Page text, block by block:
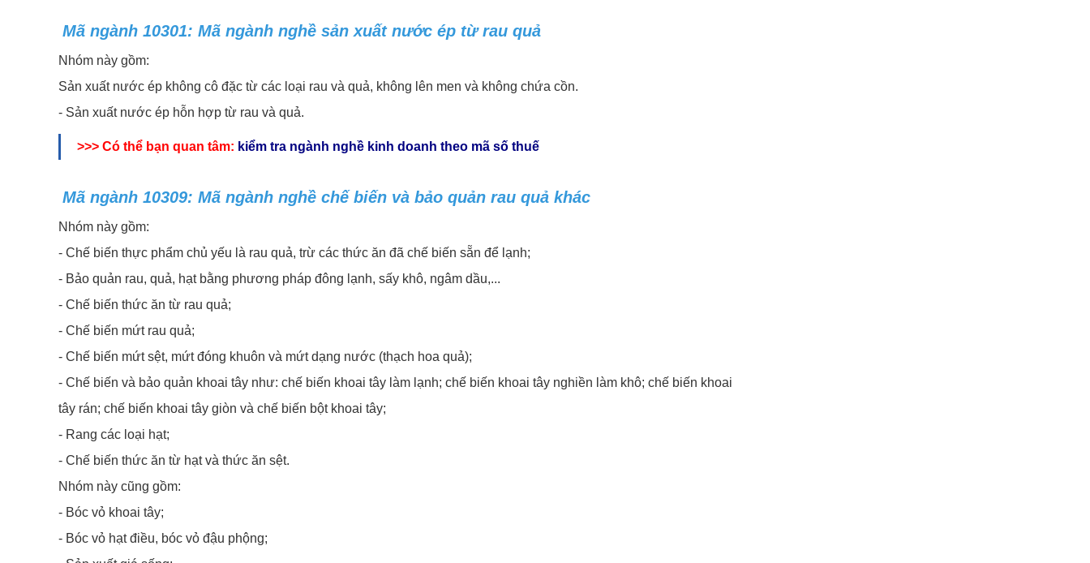
Mã ngành 10301: Mã ngành nghề sản xuất nước ép từ rau quả
Nhóm này gồm:
Sản xuất nước ép không cô đặc từ các loại rau và quả, không lên men và không chứa cồn.
- Sản xuất nước ép hỗn hợp từ rau và quả.
>>> Có thể bạn quan tâm: kiểm tra ngành nghề kinh doanh theo mã số thuế
Mã ngành 10309: Mã ngành nghề chế biến và bảo quản rau quả khác
Nhóm này gồm:
- Chế biến thực phẩm chủ yếu là rau quả, trừ các thức ăn đã chế biến sẵn để lạnh;
- Bảo quản rau, quả, hạt bằng phương pháp đông lạnh, sấy khô, ngâm dầu,...
- Chế biến thức ăn từ rau quả;
- Chế biến mứt rau quả;
- Chế biến mứt sệt, mứt đóng khuôn và mứt dạng nước (thạch hoa quả);
- Chế biến và bảo quản khoai tây như: chế biến khoai tây làm lạnh; chế biến khoai tây nghiền làm khô; chế biến khoai
tây rán; chế biến khoai tây giòn và chế biến bột khoai tây;
- Rang các loại hạt;
- Chế biến thức ăn từ hạt và thức ăn sệt.
Nhóm này cũng gồm:
- Bóc vỏ khoai tây;
- Bóc vỏ hạt điều, bóc vỏ đậu phộng;